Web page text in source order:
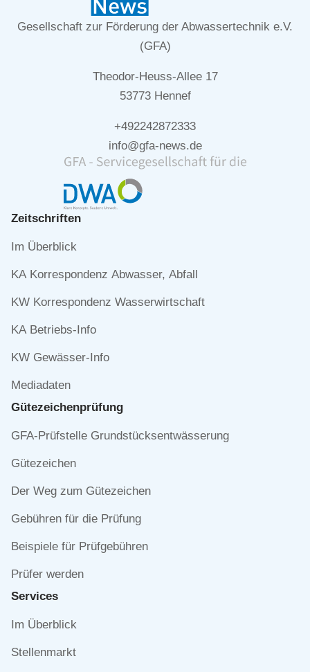
Gesellschaft zur Förderung der Abwassertechnik e.V.
(GFA)
Theodor-Heuss-Allee 17
53773 Hennef
+492242872333
info@gfa-news.de
Zeitschriften
Navigation
Im Überblick
KA Korrespondenz Abwasser, Abfall
KW Korrespondenz Wasserwirtschaft
KA Betriebs-Info
KW Gewässer-Info
Mediadaten
Gütezeichen­prüfung
Navigation
GFA-Prüfstelle Grundstücksentwässerung
Gütezeichen
Der Weg zum Gütezeichen
Gebühren für die Prüfung
Beispiele für Prüfgebühren
Prüfer werden
Services
Navigation
Im Überblick
Stellenmarkt